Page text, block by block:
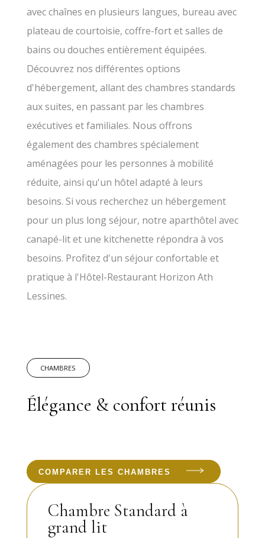
avec chaînes en plusieurs langues, bureau avec
plateau de courtoisie, coffre-fort et salles de
bains ou douches entièrement équipées.
Découvrez nos différentes options
d'hébergement, allant des chambres standards
aux suites, en passant par les chambres
exécutives et familiales. Nous offrons
également des chambres spécialement
aménagées pour les personnes à mobilité
réduite, ainsi qu'un hôtel adapté à leurs
besoins. Si vous recherchez un hébergement
pour un plus long séjour, notre aparthôtel avec
canapé-lit et une kitchenette répondra à vos
besoins. Profitez d'un séjour confortable et
pratique à l'Hôtel-Restaurant Horizon Ath
Lessines.
CHAMBRES
Élégance & confort réunis
COMPARER LES CHAMBRES
Chambre Standard à
grand lit